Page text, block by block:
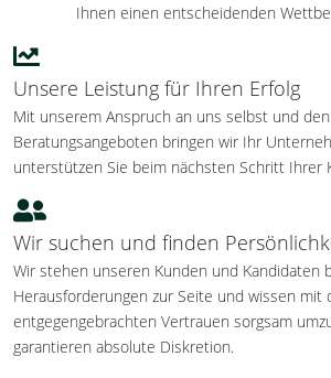
Ihnen einen entscheidenden
Unsere Leistung für Ihren Erfolg
Mit unserem Anspruch an uns selbst und
Beratungsangeboten bringen wir Ihr
unterstützen Sie beim nächsten Schritt Ihrer
Wir suchen und finden
Wir stehen unseren Kunden und Kandidaten
Herausforderungen zur Seite und wissen mit
entgegengebrachten Vertrauen sorgsam
garantieren absolute Diskretion.